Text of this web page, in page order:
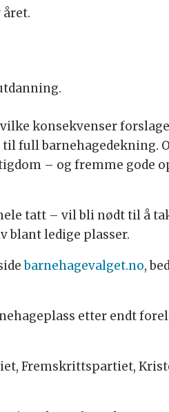
konsekvenser
full barnehagedekning.
– og fremme gode
tatt – vil bli nødt til å
blant ledige plasser.
barnehagevalget.no,
etter endt
Fremskrittspartiet,